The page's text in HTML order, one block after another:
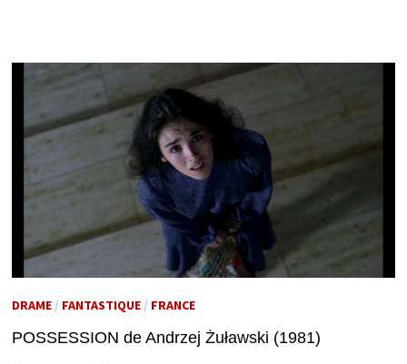
DRAME/ FANTASTIQUE/ FRANCE
POSSESSION de Andrzej Żuławski (1981)